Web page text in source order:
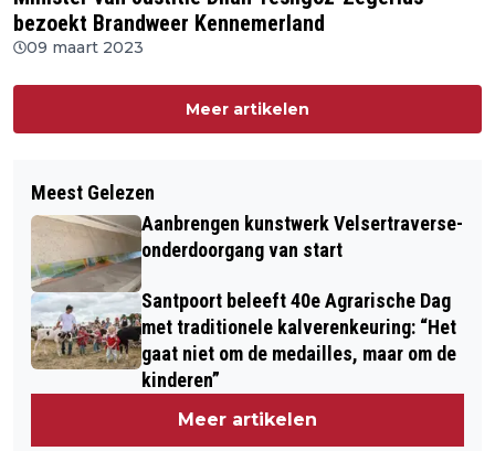
bezoekt Brandweer Kennemerland
09 maart 2023
Meer artikelen
Meest Gelezen
Aanbrengen kunstwerk Velsertraverse-
onderdoorgang van start
Santpoort beleeft 40e Agrarische Dag
met traditionele kalverenkeuring: “Het
gaat niet om de medailles, maar om de
kinderen”
Meer artikelen